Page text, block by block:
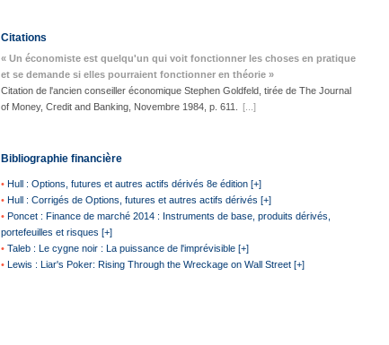
Citations
« Un économiste est quelqu'un qui voit fonctionner les choses en pratique
et se demande si elles pourraient fonctionner en théorie »
Citation de l'ancien conseiller économique Stephen Goldfeld, tirée de The Journal
of Money, Credit and Banking, Novembre 1984, p. 611.
[...]
Bibliographie financière
• Hull : Options, futures et autres actifs dérivés 8e édition [+]
• Hull : Corrigés de Options, futures et autres actifs dérivés [+]
• Poncet : Finance de marché 2014 : Instruments de base, produits dérivés,
portefeuilles et risques [+]
• Taleb : Le cygne noir : La puissance de l'imprévisible [+]
• Lewis : Liar's Poker: Rising Through the Wreckage on Wall Street [+]